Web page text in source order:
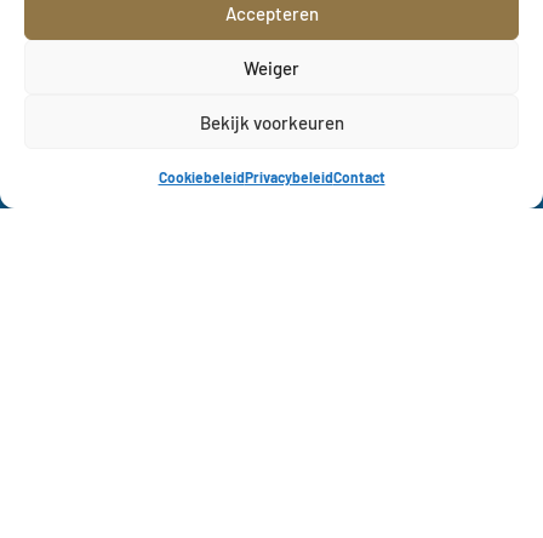
Accepteren
Weiger
Bekijk voorkeuren
CookiebeleidPrivacybeleidContact
KVK Tienen Official
KVK Tienen Dames
KVK Tienen Official
Bergévest 12
3300 Tienen
secretariaat@kvktienen.be